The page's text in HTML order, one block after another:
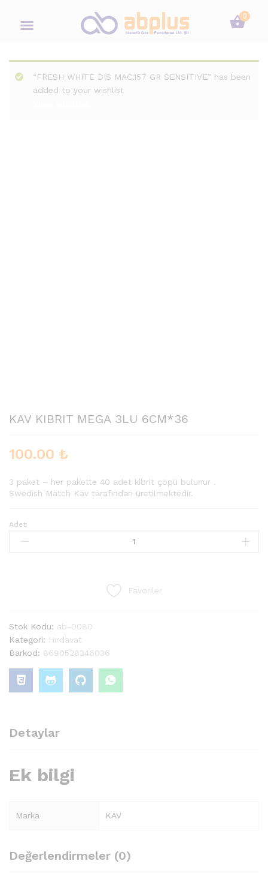
0
“FRESH WHITE DIS MAC.157 GR SENSITIVE” has been
added to your wishlist
KAV KIBRIT MEGA 3LU 6CM*36
100.00 ₺
3 paket – her pakette 40 adet kibrit çöpü bulunur .
Swedish Match Kav tarafından üretilmektedir.
Adet:
Favoriler
Stok Kodu: ab-0080
Kategori: Hırdavat
Barkod: 8690528346036
Detaylar
Ek bilgi
Marka KAV
Değerlendirmeler (0)